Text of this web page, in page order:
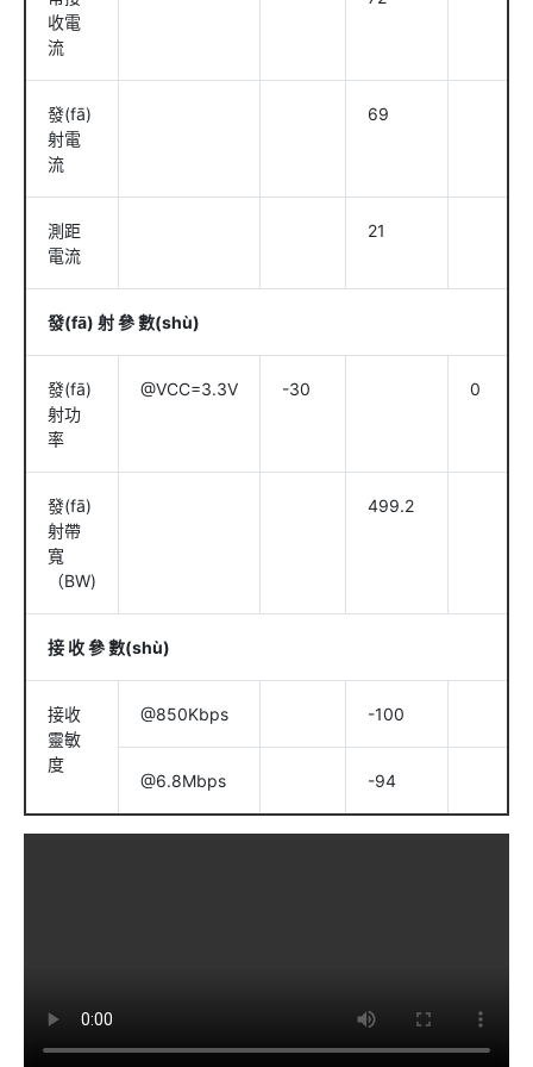
收電
流
發(fā)
射電
流
69
測距
電流
21
發(fā) 射 參 數(shù)
發(fā)
射功
率
@VCC=3.3V -30 0
發(fā)
射帶
寬
（BW)
499.2
接 收 參 數(shù)
接收
靈敏
度
@850Kbps -100
@6.8Mbps -94